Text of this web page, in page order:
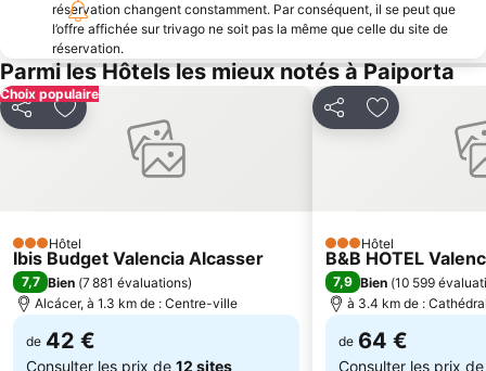
Feria de Valence
Cabañal - Cañamelar
Paseo Marítimo
Port Saplaya Sur
Gare de Joaquín Sorolla
Palacio de Congresos de Valencia
Castell d'Uxo o d'Uixó
Corte Inglés Avenida de Francia
Camins al Grau
Museu Comarcal de l'Hort Sud
Gran Vía
Cathédrale Notre Dame de Valence
Mareny Blau
réservation changent constamment. Par conséquent, il se peut que
l’offre affichée sur trivago ne soit pas la même que celle du site de
réservation.
Parmi les Hôtels les mieux notés à Paiporta
Choix populaire
PartagerAjouter à mes favoris
3 Étoiles
Hôtel
Ibis Budget Valencia Alcasser
7,7 Bien (7 881 évaluations)
Alcácer, à 1.3 km de : Centre-ville
de 42 €
Consulter les prix de 12 sites
PartagerAjouter à
3 Étoiles
Hôtel
B&B HOTEL
7,9 Bien (10 599
à 3.4 km de :
de 64 €
Consulter les prix